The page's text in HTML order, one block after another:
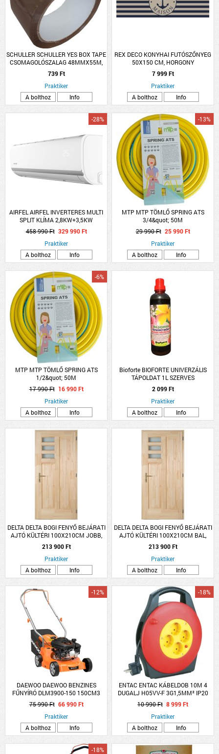
SCHULLER SCHULLER YES BOX TAPE
CSOMAGOLÓSZALAG 48MMX55M,
BARNA
739 Ft
Praktiker
A bolthoz
Info
REX DECO KONYHAI FUTÓSZŐNYEG
50X150 CM, HORGONY
7 999 Ft
Praktiker
A bolthoz
Info
AIRFEL AIRFEL INVERTERES MULTI
SPLIT KLÍMA 2,8KW+3,5KW
2LMX50N/LRXM25UVB1B/LRXM35UVB1B
-28%
458 990 Ft 329 990 Ft
Praktiker
A bolthoz
Info
MTP MTP TÖMLŐ SPRING ATS
3/4&quot; 50M
CSAVARODÁSMENTES
-13%
29 990 Ft 25 990 Ft
Praktiker
A bolthoz
Info
MTP MTP TÖMLŐ SPRING ATS
1/2&quot; 50M
CSAVARODÁSMENTES
-6%
17 990 Ft 16 990 Ft
Praktiker
A bolthoz
Info
Bioforte BIOFORTE UNIVERZÁLIS
TÁPOLDAT 1L SZERVES
2 099 Ft
Praktiker
A bolthoz
Info
DELTA DELTA BOGI FENYŐ BEJÁRATI
AJTÓ KÜLTÉRI 100X210CM JOBB,
PUNTÓ ÜVEGGEL
213 900 Ft
Praktiker
A bolthoz
Info
DELTA DELTA BOGI FENYŐ BEJÁRATI
AJTÓ KÜLTÉRI 100X210CM BAL,
PUNTÓ ÜVEGGEL
213 900 Ft
Praktiker
A bolthoz
Info
DAEWOO DAEWOO BENZINES
FŰNYÍRÓ DLM3900-150 150CM3
39CM 35L
-12%
75 990 Ft 66 990 Ft
Praktiker
A bolthoz
Info
ENTAC ENTAC KÁBELDOB 10M 4
DUGALJ H05VV-F 3G1,5MM² IP20
-18%
10 990 Ft 8 999 Ft
Praktiker
A bolthoz
Info
-18%